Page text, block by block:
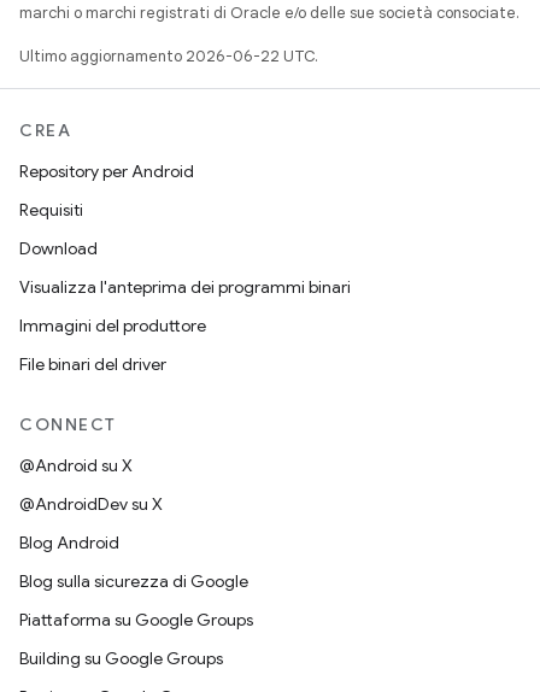
marchi o marchi registrati di Oracle e/o delle sue società consociate.
Ultimo aggiornamento 2026-06-22 UTC.
CREA
Repository per Android
Requisiti
Download
Visualizza l'anteprima dei programmi binari
Immagini del produttore
File binari del driver
CONNECT
@Android su X
@AndroidDev su X
Blog Android
Blog sulla sicurezza di Google
Piattaforma su Google Groups
Building su Google Groups